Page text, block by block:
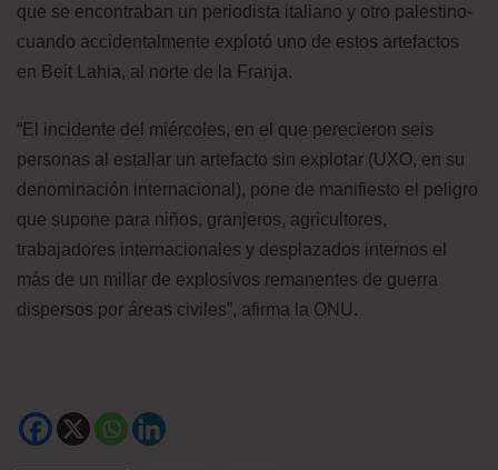
que se encontraban un periodista italiano y otro palestino-
cuando accidentalmente explotó uno de estos artefactos
en Beit Lahia, al norte de la Franja.
“El incidente del miércoles, en el que perecieron seis
personas al estallar un artefacto sin explotar (UXO, en su
denominación internacional), pone de manifiesto el peligro
que supone para niños, granjeros, agricultores,
trabajadores internacionales y desplazados internos el
más de un millar de explosivos remanentes de guerra
dispersos por áreas civiles”, afirma la ONU.